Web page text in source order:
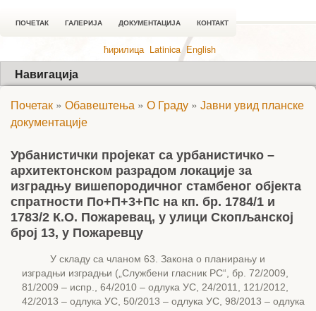
ПОЧЕТАК ГАЛЕРИЈА ДОКУМЕНТАЦИЈА КОНТАКТ
ћирилица Latinica English
Навигација
Почетак » Обавештења » О Граду » Јавни увид планске
документације
Урбанистички пројекат са урбанистичко –
архитектонском разрадом локације за
изградњу вишепородичног стамбеног објекта
спратности По+П+3+Пс на кп. бр. 1784/1 и
1783/2 К.О. Пожаревац, у улици Скопљанској
број 13, у Пожаревцу
У складу са чланом 63. Закона о планирању и
изградњи изградњи („Службени гласник РС“, бр. 72/2009,
81/2009 – испр., 64/2010 – одлука УС, 24/2011, 121/2012,
42/2013 – одлука УС, 50/2013 – одлука УС, 98/2013 – одлука